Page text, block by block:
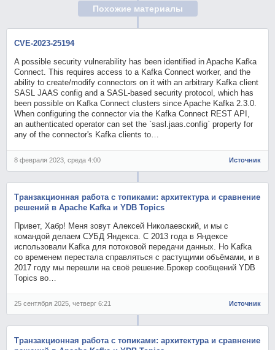
Похожие материалы
CVE-2023-25194
A possible security vulnerability has been identified in Apache Kafka
Connect. This requires access to a Kafka Connect worker, and the
ability to create/modify connectors on it with an arbitrary Kafka client
SASL JAAS config and a SASL-based security protocol, which has
been possible on Kafka Connect clusters since Apache Kafka 2.3.0.
When configuring the connector via the Kafka Connect REST API,
an authenticated operator can set the `sasl.jaas.config` property for
any of the connector's Kafka clients to…
8 февраля 2023, среда 4:00 Источник
Транзакционная работа с топиками: архитектура и сравнение
решений в Apache Kafka и YDB Topics
Привет, Хабр! Меня зовут Алексей Николаевский, и мы с
командой делаем СУБД Яндекса. С 2013 года в Яндексе
использовали Kafka для потоковой передачи данных. Но Kafka
со временем перестала справляться с растущими объёмами, и в
2017 году мы перешли на своё решение.Брокер сообщений YDB
Topics во…
25 сентября 2025, четверг 6:21 Источник
Транзакционная работа с топиками: архитектура и сравнение